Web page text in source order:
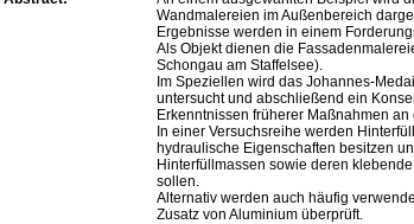
Wandmalereien im Außenbereich
Ergebnisse werden in einem
Als Objekt dienen die
Schongau am Staffelsee).
Im Speziellen wird das Johannes-
untersucht und abschließend ein
Erkenntnissen früherer Maßnahmen
In einer Versuchsreihe werden
hydraulische Eigenschaften besitzen
Hinterfüllmassen sowie deren
sollen.
Alternativ werden auch häufig
Zusatz von Aluminium überprüft.